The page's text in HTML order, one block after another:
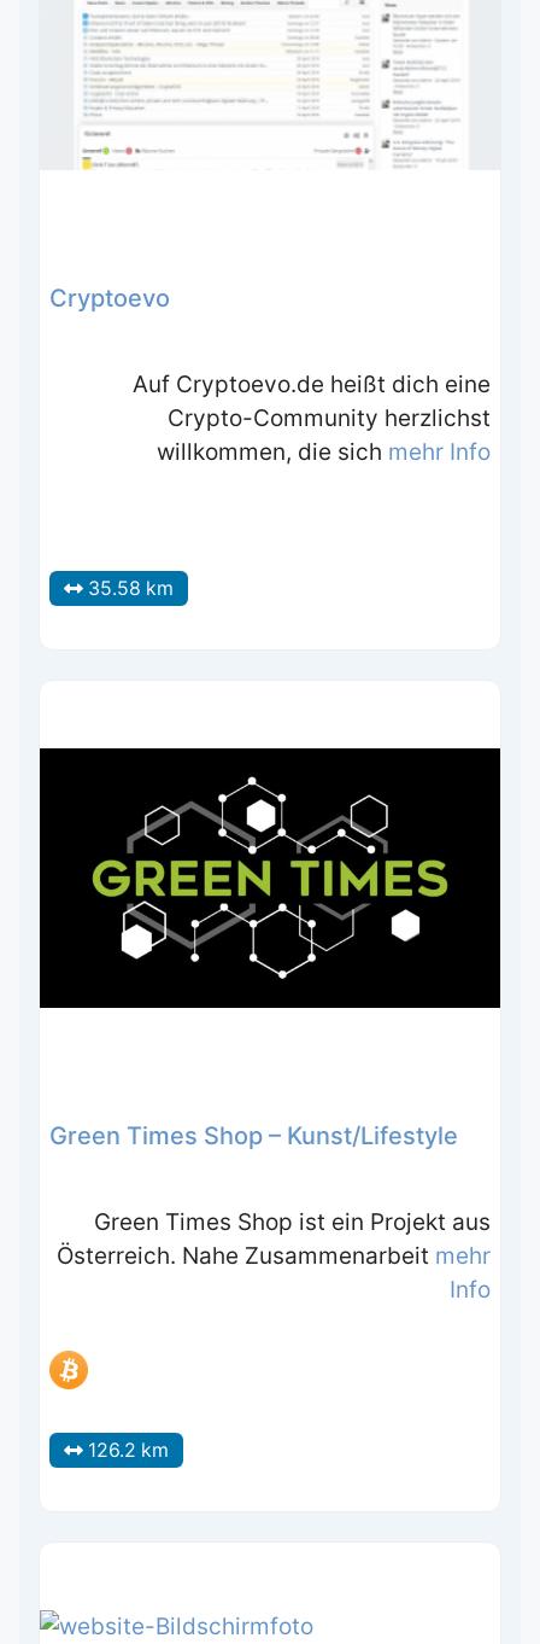
Cryptoevo
Auf Cryptoevo.de heißt dich eine
Crypto-Community herzlichst
willkommen, die sich mehr Info
35.58 km
Green Times Shop – Kunst/Lifestyle
Green Times Shop ist ein Projekt aus
Österreich. Nahe Zusammenarbeit mehr
Info
126.2 km